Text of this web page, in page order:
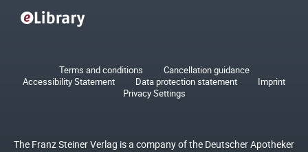
Terms and conditions
Cancellation guidance
Accessibility Statement
Data protection statement
Imprint
Privacy Settings
The Franz Steiner Verlag is a company of the Deutscher Apotheker